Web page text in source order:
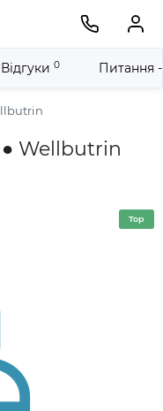
Wellbutrin
Відгуки 0 Питання
Top